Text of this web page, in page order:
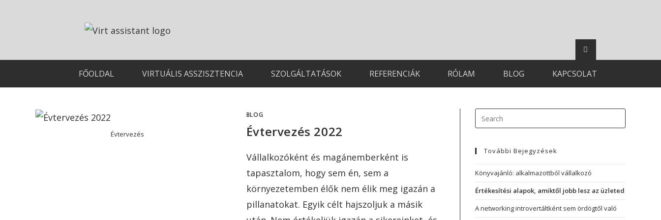
FŐOLDAL VIRTUÁLIS ASSZISZTENCIA SZOLGÁLTATÁSOK REFERENCIÁK RÓLAM BLOG KAPCSOLAT
Évtervezés
BLOG
Évtervezés 2022
Vállalkozóként és magánemberként is
tapasztalom, hogy sem én, sem a
környezetemben élők nem élik meg igazán a
pillanatokat. Egyik célt hajszoljuk a másik
További Bejegyzések
Könyvajánló: alkalmazottból vállalkozó
Értékesítési alapok, amiktől jobb lesz az üzleted
A networking introvertáltként sem ördögtől való